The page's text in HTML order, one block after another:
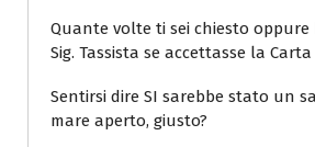
Quante volte ti sei chiesto
Sig. Tassista se accettasse la Carta
Sentirsi dire SI sarebbe stato un
mare aperto, giusto?